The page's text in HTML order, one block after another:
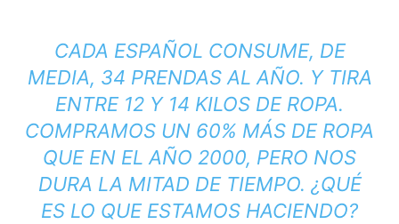
CADA ESPAÑOL CONSUME, DE
MEDIA, 34 PRENDAS AL AÑO. Y TIRA
ENTRE 12 Y 14 KILOS DE ROPA.
COMPRAMOS UN 60% MÁS DE ROPA
QUE EN EL AÑO 2000, PERO NOS
DURA LA MITAD DE TIEMPO. ¿QUÉ
ES LO QUE ESTAMOS HACIENDO?